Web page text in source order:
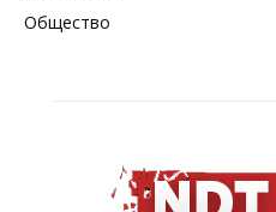
Общество